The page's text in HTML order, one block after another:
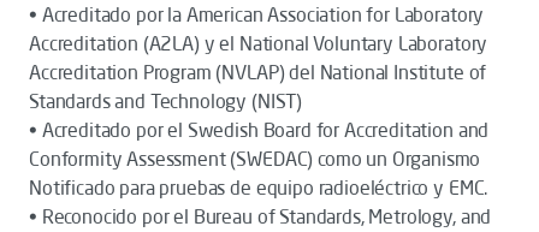
• Acreditado por la American Association for Laboratory
Accreditation (A2LA) y el National Voluntary Laboratory
Accreditation Program (NVLAP) del National Institute of
Standards and Technology (NIST)
• Acreditado por el Swedish Board for Accreditation and
Conformity Assessment (SWEDAC) como un Organismo
Notificado para pruebas de equipo radioeléctrico y EMC.
• Reconocido por el Bureau of Standards, Metrology, and